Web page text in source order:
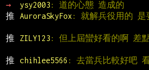
→
ysy2003 : 道的心態 造成的
推
AuroraSkyFox : 就解兵役用的 是
推
ZILY123 : 但上屆蠻好看的啊 差
推
chihlee5566 : 去當兵比較好吧